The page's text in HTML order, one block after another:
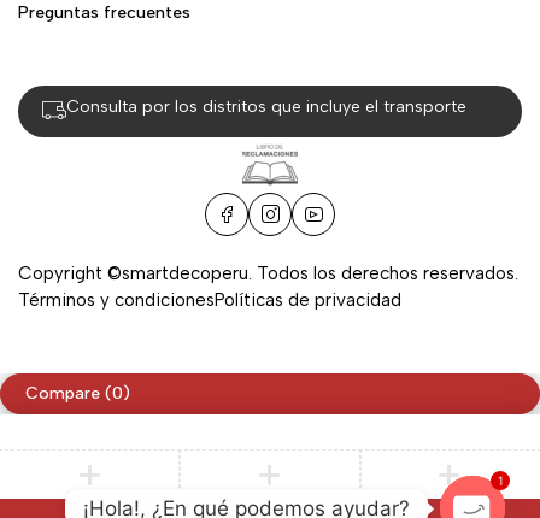
Preguntas frecuentes
Consulta por los distritos que incluye el transporte
Copyright ©smartdecoperu. Todos los derechos reservados.
Términos y condicionesPolíticas de privacidad
Compare (0)
Compare
¡Hola!, ¿En qué podemos ayudar?
1